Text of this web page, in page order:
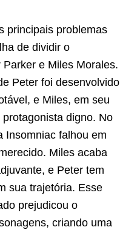
principais problemas
de dividir o
e Miles Morales.
Peter foi desenvolvido
e Miles, em seu
digno. No
Insomniac falhou em
Miles acaba
e Peter tem
sua trajetória. Esse
prejudicou o
criando uma